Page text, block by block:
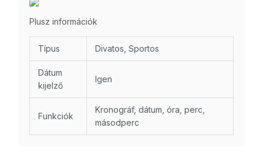
Plusz információk
Típus Divatos, Sportos
Dátum
kijelző
Igen
Funkciók
Kronográf, dátum, óra, perc,
másodperc